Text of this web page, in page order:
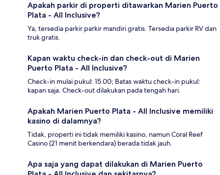
Apakah parkir di properti ditawarkan Marien Puerto
Plata - All Inclusive?
Ya, tersedia parkir parkir mandiri gratis. Tersedia parkir RV dan
truk gratis.
Kapan waktu check-in dan check-out di Marien
Puerto Plata - All Inclusive?
Check-in mulai pukul: 15.00; Batas waktu check-in pukul:
kapan saja. Check-out dilakukan pada tengah hari.
Apakah Marien Puerto Plata - All Inclusive memiliki
kasino di dalamnya?
Tidak, properti ini tidak memiliki kasino, namun Coral Reef
Casino (21 menit berkendara) berada tidak jauh.
Apa saja yang dapat dilakukan di Marien Puerto